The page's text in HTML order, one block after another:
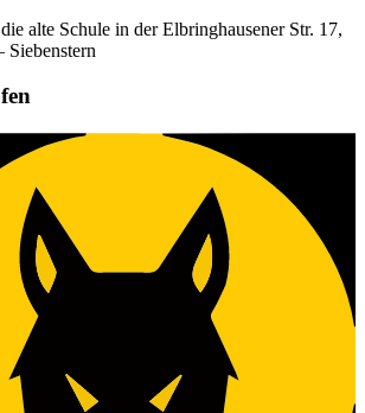
alte Schule in der Elbringhausener Str. 17,